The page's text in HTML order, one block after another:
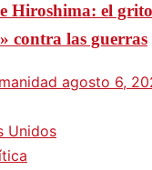
Hiroshima: el
contra las guerras
agosto 6,
Unidos